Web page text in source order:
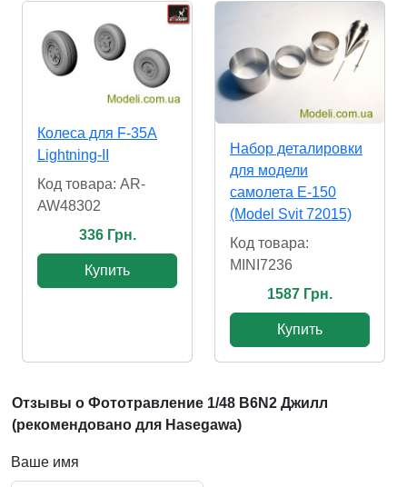
Колеса для F-35A
Lightning-II
Код товара: AR-
AW48302
336 Грн.
Купить
Набор деталировки
для модели
самолета E-150
(Model Svit 72015)
Код товара:
MINI7236
1587 Грн.
Купить
Отзывы о Фототравление 1/48 B6N2 Джилл
(рекомендовано для Hasegawa)
Ваше имя